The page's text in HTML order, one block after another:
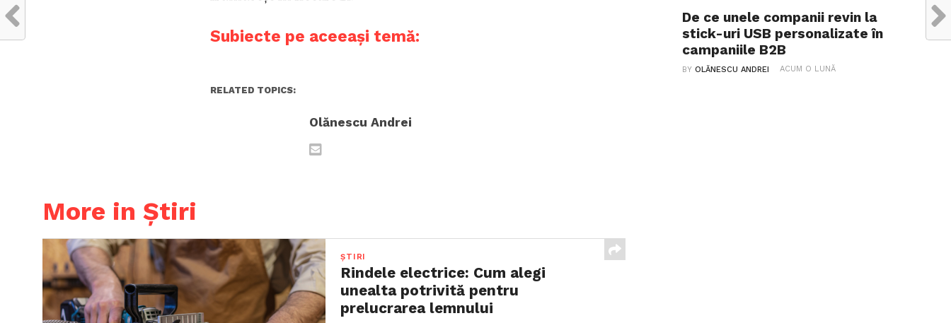
Subiecte pe aceeași temă:
RELATED TOPICS:
Olănescu Andrei
More in Știri
ȘTIRI
Rindele electrice: Cum alegi
unealta potrivită pentru
prelucrarea lemnului
De ce unele companii revin la
stick-uri USB personalizate în
campaniile B2B
BYOLĂNESCU ANDREI ACUM O LUNĂ